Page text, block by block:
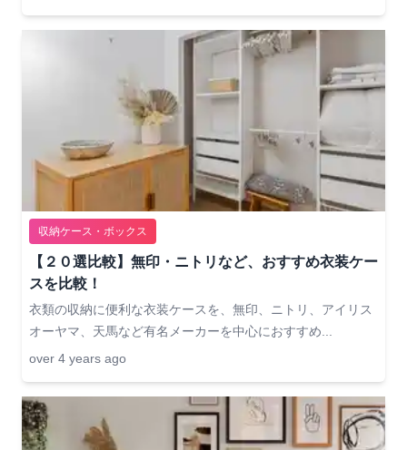
収納ケース・ボックス
【２０選比較】無印・ニトリなど、おすすめ衣装ケー
スを比較！
衣類の収納に便利な衣装ケースを、無印、ニトリ、アイリス
オーヤマ、天馬など有名メーカーを中心におすすめ...
over 4 years ago